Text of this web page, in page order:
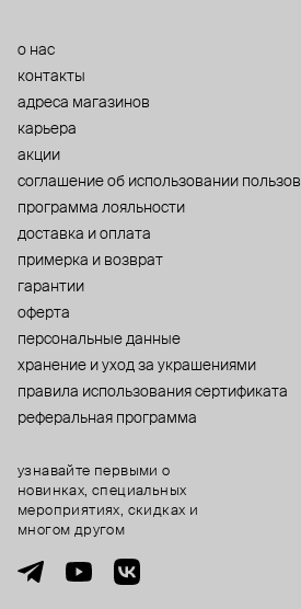
о нас
контакты
адреса магазинов
карьера
акции
cоглашение об использовании
программа лояльности
доставка и оплата
примерка и возврат
гарантии
оферта
персональные данные
хранение и уход за украшениями
правила использования сертификата
реферальная программа
узнавайте первыми о
новинках, специальных
мероприятиях, скидках и
многом другом